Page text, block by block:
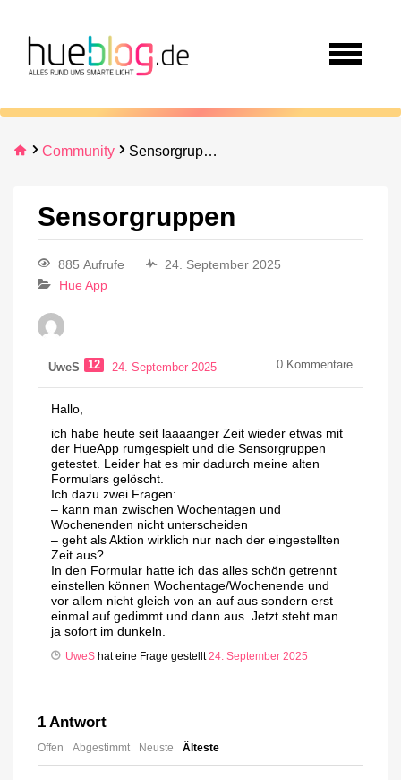
Community Sensorgruppen
Sensorgruppen
885 Aufrufe
24. September 2025
Hue App
UweS 12 24. September 2025 0 Kommentare
Hallo,
ich habe heute seit laaaanger Zeit wieder etwas mit
der HueApp rumgespielt und die Sensorgruppen
getestet. Leider hat es mir dadurch meine alten
Formulars gelöscht.
Ich dazu zwei Fragen:
– kann man zwischen Wochentagen und
Wochenenden nicht unterscheiden
– geht als Aktion wirklich nur nach der eingestellten
Zeit aus?
In den Formular hatte ich das alles schön getrennt
einstellen können Wochentage/Wochenende und
vor allem nicht gleich von an auf aus sondern erst
einmal auf gedimmt und dann aus. Jetzt steht man
ja sofort im dunkeln.
UweS hat eine Frage gestellt24. September 2025
1 Antwort
Offen Abgestimmt Neuste Älteste